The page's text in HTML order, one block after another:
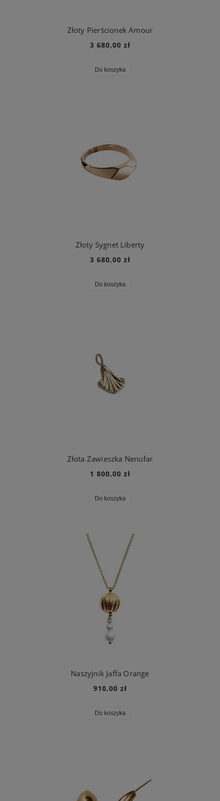
Złoty Pierścionek Amour
3 680,00 zł
Do koszyka
Złoty Sygnet Liberty
3 680,00 zł
Do koszyka
Złota Zawieszka Nenufar
1 800,00 zł
Do koszyka
Naszyjnik Jaffa Orange
910,00 zł
Do koszyka